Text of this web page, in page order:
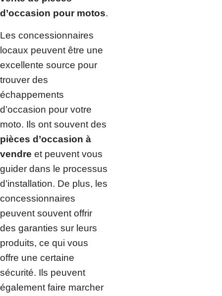
d’occasion pour motos.
Les concessionnaires
locaux peuvent être une
excellente source pour
trouver des
échappements
d’occasion pour votre
moto. Ils ont souvent des
pièces d’occasion à
vendre et peuvent vous
guider dans le processus
d’installation. De plus, les
concessionnaires
peuvent souvent offrir
des garanties sur leurs
produits, ce qui vous
offre une certaine
sécurité. Ils peuvent
également faire marcher